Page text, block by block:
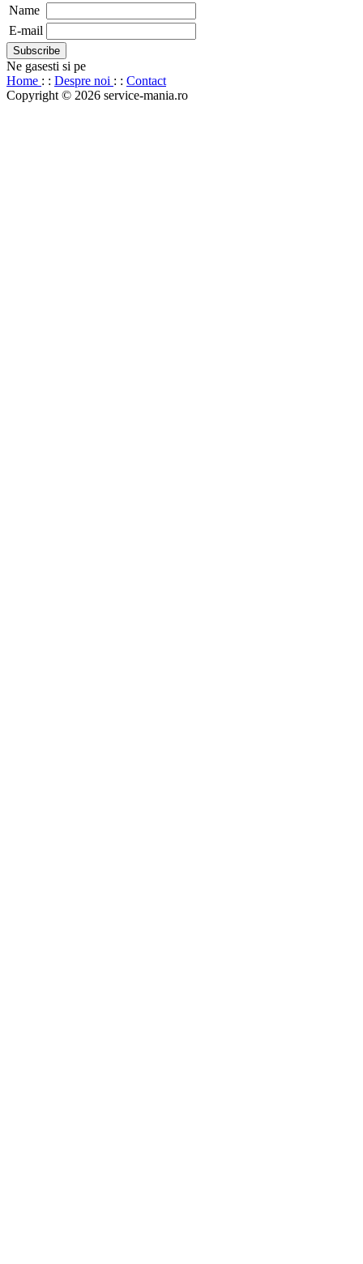
Name
E-mail
Ne gasesti si pe
Home : : Despre noi : : Contact
Copyright © 2026 service-mania.ro